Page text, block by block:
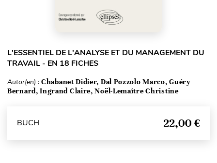
L'ESSENTIEL DE L'ANALYSE ET DU MANAGEMENT DU
TRAVAIL - EN 18 FICHES
Autor(en) : Chabanet Didier, Dal Pozzolo Marco, Guéry
Bernard, Ingrand Claire, Noël-Lemaître Christine
BUCH 22,00 €